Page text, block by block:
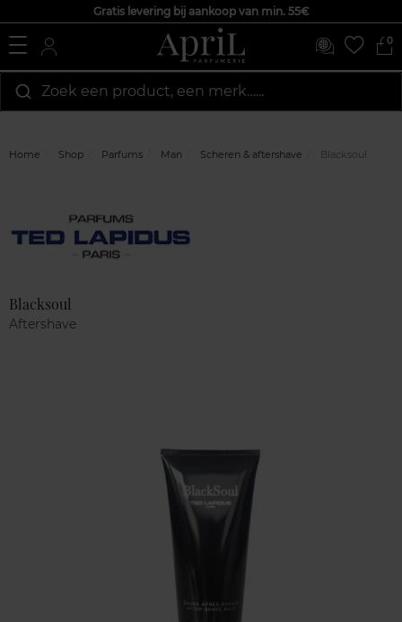
Gratis levering bij aankoop van min. 55€
0
Zoek een product, een merk…...
Home Shop Parfums Man Scheren & aftershave Blacksoul
Blacksoul
Aftershave